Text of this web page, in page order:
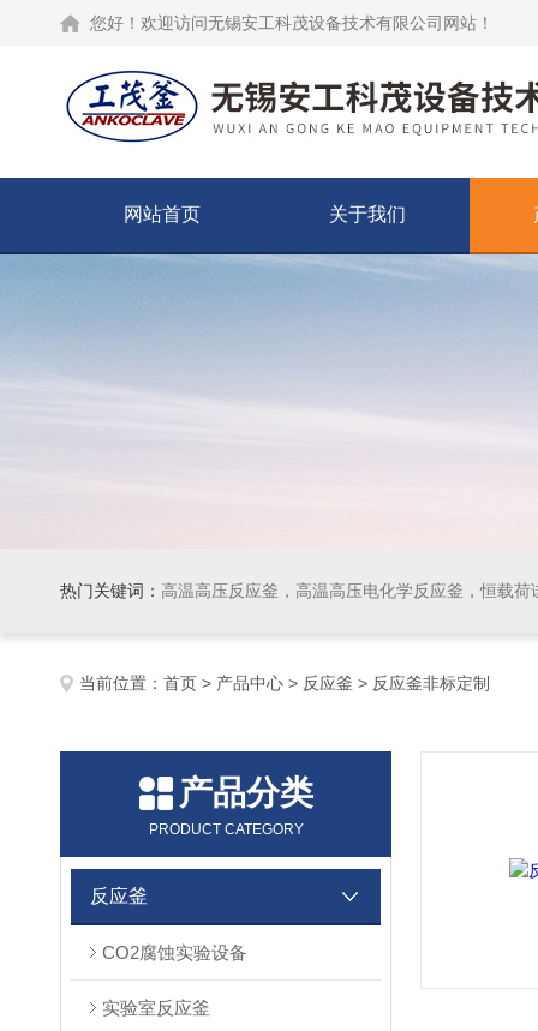
您好！欢迎访问无锡安工科茂设备技术有限公司网站！
网站首页 关于我们
热门关键词： 高温高压反应釜，高温高压电化学反应釜，恒载
当前位置： 首页 > 产品中心 > 反应釜 > 反应釜非标定制
产品分类
PRODUCT CATEGORY
反应釜
CO2腐蚀实验设备
实验室反应釜